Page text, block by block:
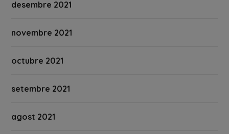
desembre 2021
novembre 2021
octubre 2021
setembre 2021
agost 2021